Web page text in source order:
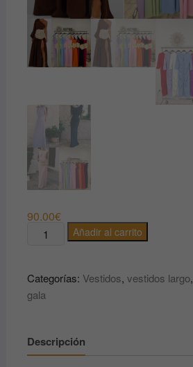
90.00€
Cantidad Añadir al carrito
Categorías: Vestidos, vestidos largo,
gala
Descripción